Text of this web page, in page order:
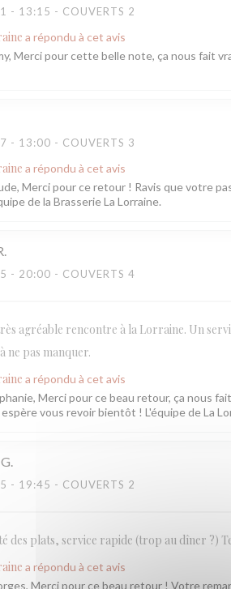
- 13:15 - COUVERTS 2
a répondu à cet avis
Merci pour cette belle note, ça nous fait
- 13:00 - COUVERTS 3
a répondu à cet avis
Merci pour ce retour ! Ravis que votre
de la Brasserie La Lorraine.
- 20:00 - COUVERTS 4
agréable rencontre à la Lorraine. Un
ne pas manquer.
a répondu à cet avis
Merci pour ce beau retour, ça nous
vous revoir bientôt ! L'équipe de La
G
- 19:45 - COUVERTS 2
des plats, service rapide (trop au dîner ?)
a répondu à cet avis
Merci pour ce beau retour ! Votre